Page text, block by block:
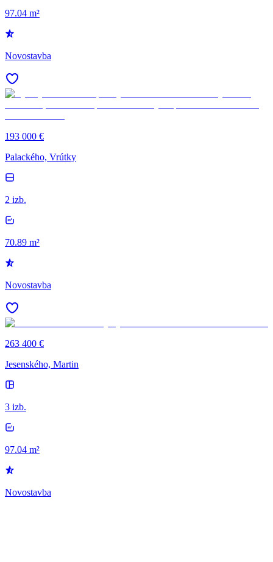
97.04 m²
Novostavba
193 000 €
Palackého, Vrútky
2 izb.
70.89 m²
Novostavba
263 400 €
Jesenského, Martin
3 izb.
97.04 m²
Novostavba